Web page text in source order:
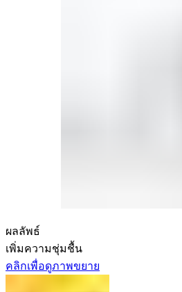
ผลลัพธ์
เพิ่มความชุ่มชื้น
คลิกเพื่อดูภาพขยาย